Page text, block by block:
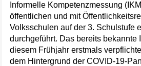
Informelle Kompetenzmessung
öffentlichen und mit
Volksschulen auf der 3. Schulstufe
durchgeführt. Das bereits bekannte
diesem Frühjahr erstmals
dem Hintergrund der COVID-19-